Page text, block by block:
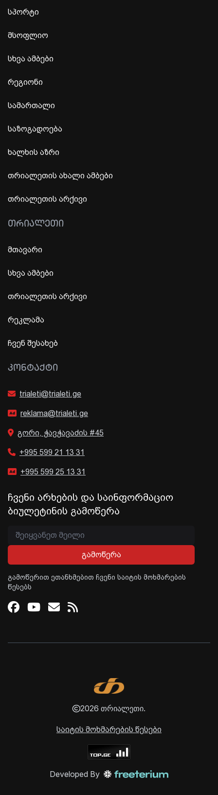
სპორტი
მსოფლიო
სხვა ამბები
რეგიონი
სამართალი
საზოგადოება
ხალხის აზრი
თრიალეთის ახალი ამბები
თრიალეთის არქივი
ᲗᲠᲘᲐᲚᲔᲗᲘ
მთავარი
სხვა ამბები
თრიალეთის არქივი
რეკლამა
ჩვენ შესახებ
ᲙᲝᲜᲢᲐᲥᲢᲘ
trialeti@trialeti.ge
reklama@trialeti.ge
გორი, ჭავჭავაძის #45
+995 599 21 13 31
+995 599 25 13 31
ჩვენი არხების და საინფორმაციო
ბიულეტინის გამოწერა
გამოწერა
გამოწერით ეთანხმებით ჩვენი საიტის მოხმარების
წესებს
Facebook
Youtube
Email
RSS
2026 თრიალეთი.
საიტის მოხმარების წესები
Developed By